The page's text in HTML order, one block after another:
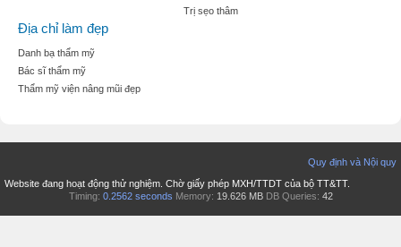
Trị sẹo thâm
Địa chỉ làm đẹp
Danh bạ thẩm mỹ
Bác sĩ thẩm mỹ
Thẩm mỹ viện nâng mũi đẹp
Quy định và Nội quy
Website đang hoạt động thử nghiệm. Chờ giấy phép MXH/TTDT của bộ TT&TT.
Timing: 0.2562 seconds Memory: 19.626 MB DB Queries: 42